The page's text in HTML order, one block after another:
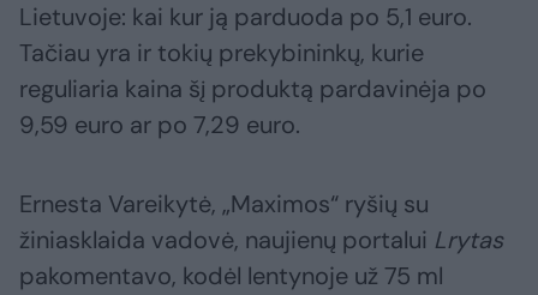
Lietuvoje: kai kur ją parduoda po 5,1 euro.
Tačiau yra ir tokių prekybininkų, kurie
reguliaria kaina šį produktą pardavinėja po
9,59 euro ar po 7,29 euro.
Ernesta Vareikytė, „Maximos“ ryšių su
žiniasklaida vadovė, naujienų portalui Lrytas
pakomentavo, kodėl lentynoje už 75 ml